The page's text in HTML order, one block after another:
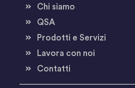
Chi siamo
QSA
Prodotti e Servizi
Lavora con noi
Contatti